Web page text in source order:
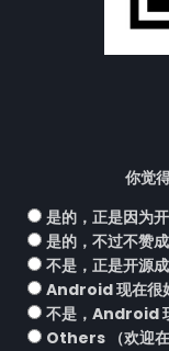
你觉
是的，正是因为
是的，不过不赞
不是，正是开源
Android 现在很
不是，Android
Others （欢迎在